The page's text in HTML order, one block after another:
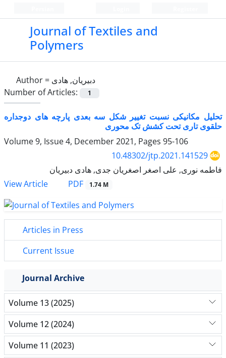
Journal of Textiles and
Polymers
Author = دبیریان, هادی
Number of Articles:
1
تحلیل مکانیکی نسبت تغییر شکل سه بعدی پارچه های دوجداره
حلقوی تاری تحت کشش تک محوری
Volume 9, Issue 4, December 2021, Pages 95-106
10.48302/jtp.2021.141529
فاطمه نوری, علی اصغر اصغریان جدی, هادی دبیریان
View Article
PDF 1.74 M
Articles in Press
Current Issue
Journal Archive
Volume 13 (2025)
Volume 12 (2024)
Volume 11 (2023)